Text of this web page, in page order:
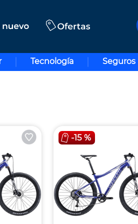
Tecnología Seguros
-15 %